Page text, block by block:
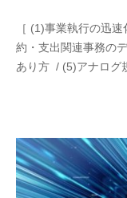
［ (1)事業執行の迅
約・支出関連事務の
あり方 / (5)アナログ